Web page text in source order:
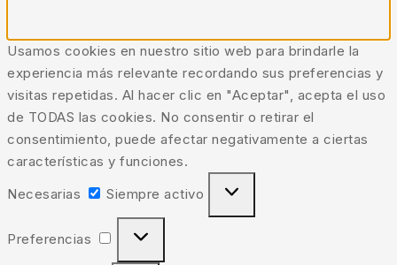
Usamos cookies en nuestro sitio web para brindarle la
experiencia más relevante recordando sus preferencias y
visitas repetidas. Al hacer clic en "Aceptar", acepta el uso
de TODAS las cookies. No consentir o retirar el
consentimiento, puede afectar negativamente a ciertas
características y funciones.
Necesarias
Siempre activo
Preferencias